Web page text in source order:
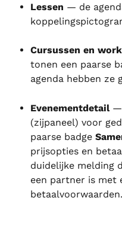
Lessen — de
Cursussen en
tonen een paarse
agenda hebben ze
Evenementdetail —
(zijpaneel) voor
paarse badge
prijsopties en
duidelijke melding
een partner is met
betaalvoorwaarden.